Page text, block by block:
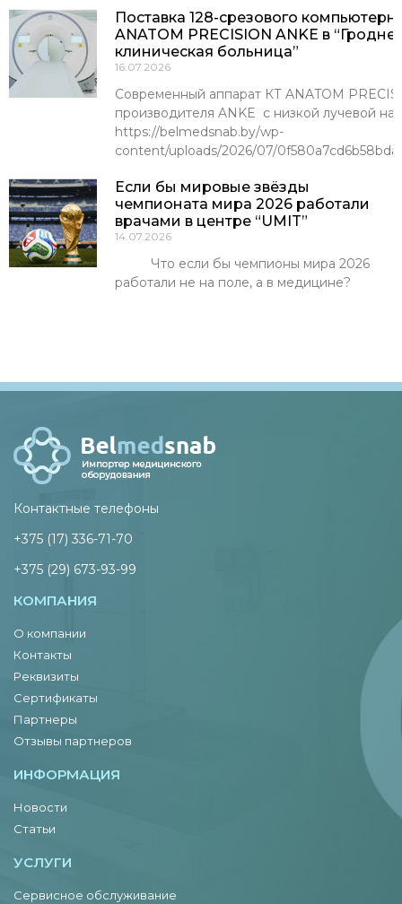
Поставка 128-срезового
ANATOM PRECISION ANKE в
клиническая больница”
16.07.2026
Современный аппарат КТ ANATOM
производителя ANKE с низкой лучевой
https://belmedsnab.by/wp-
content/uploads/2026/07/
Если бы мировые звёзды
чемпионата мира 2026 работали
врачами в центре “UMIT”
14.07.2026
Что если бы чемпионы мира 2026
работали не на поле, а в медицине?
Контактные телефоны
+375 (17) 336-71-70
+375 (29) 673-93-99
КОМПАНИЯ
О компании
Контакты
Реквизиты
Сертификаты
Партнеры
Отзывы партнеров
ИНФОРМАЦИЯ
Новости
Статьи
УСЛУГИ
Сервисное обслуживание